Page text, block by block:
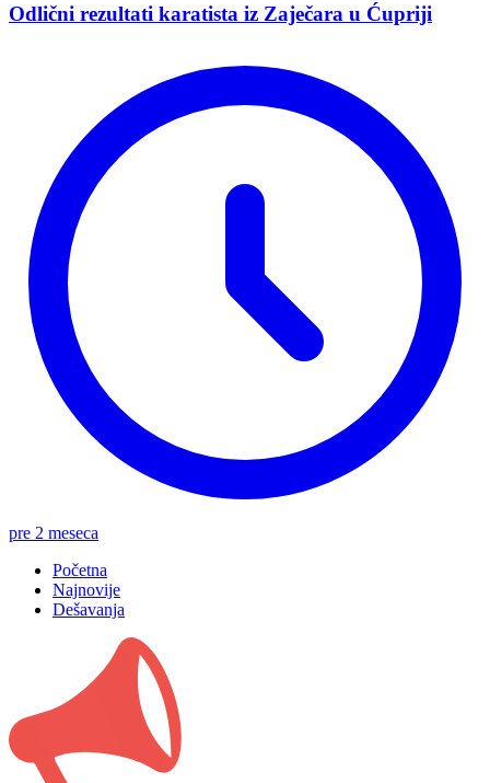
Odlični rezultati karatista iz Zaječara u Ćupriji
pre 2 meseca
Početna
Najnovije
Dešavanja